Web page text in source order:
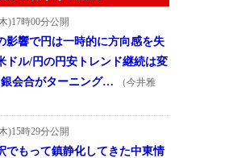
)17時00分公開
影響で円は一時的に方向感を失
ドル/円の円安トレンド継続は変
銀会合がターニング…
（今井雅
)15時29分公開
でもって鎮静化してきた中東情